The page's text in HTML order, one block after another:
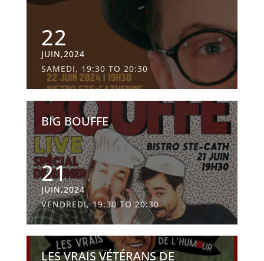
22
JUIN,2024
SAMEDI, 19:30 TO 20:30
BIG BOUFFE
21
JUIN,2024
VENDREDI, 19:30 TO 20:30
LES VRAIS VÉTÉRANS DE